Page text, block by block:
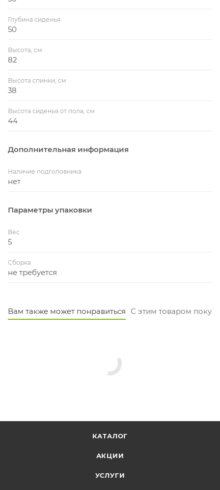
Глубина сиденья
50
Высота, см
82
Высота спинки, см
38
Высота сиденья от пола, см
44
Дополнительная информация
Наличие подголовника
нет
Параметры упаковки
Вес
5
Сборка
не требуется
Вам также может понравиться С этим товаром
КАТАЛОГ
АКЦИИ
УСЛУГИ